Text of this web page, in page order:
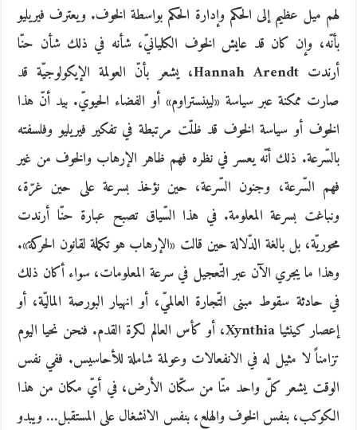
لهم ميل عظيم إلى الحكم وإدارة الحكم بواسطة الخوف. ويعترف فيريليو
بأنّه، وإن كان قد عايش الخوف الكليانيّ، شأنه في ذلك شأن حنّا
أرندت Hannah Arendt، يشعر بأنّ العولمة الإيكولوجيّة قد
صارت ممكنة عبر سياسة «ليبنستراوم» أو الفضاء الحيويّ. بيد أنّ هذا
الخوف أو سياسة الخوف قد ظلّت مرتبطة في تفكير فيريليو وفلسفته
بالسّرعة. ذلك أنّه يعسر في نظره فهم ظاهر الإرهاب والخوف من غير
فهم السّرعة، وجنون السّرعة، حين نؤخذ بسرعة على حين غرّة،
ونباغت بسرعة المعلومة. في هذا السّياق تصبح عبارة حنّا أرندت
محوريّة، بل بالغة الدّلالة حين قالت «الإرهاب هو تكملة لقانون الحركة».
وهذا ما يجري الآن عبر التّعجيل في سرعة المعلومات، سواء أكان ذلك
في حادثة سقوط مبنى التّجارة العالميّ، أو انهيار البورصة الماليّة، أو
إعصار كينثيا Xynthia، أو كأس العالم لكرة القدم. فنحن نحيا اليوم
تزامناً لا مثيل له في الانفعالات وعولمة شاملة للأحاسيس. ففي نفس
الوقت يشعر كلّ واحد منّا من سكّان الأرض، في أيّ مكان من هذا
الكوكب، بنفس الخوف والهلع، بنفس الانشغال على المستقبل… ويبدو